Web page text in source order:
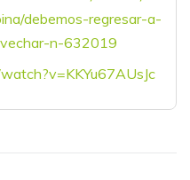
debemos-regresar-a-
n-632019